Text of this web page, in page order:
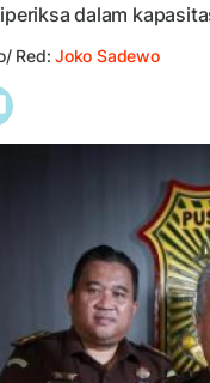
dalam
Red:Joko Sadewo